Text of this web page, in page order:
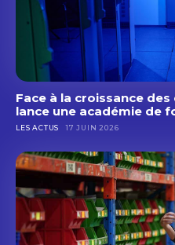
Face à la croissance
lance une académie de
LES ACTUS 17 JUIN 2026